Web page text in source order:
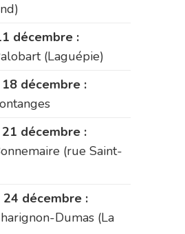
décembre :
(Laguépie)
décembre :
décembre :
(rue Saint-
24 décembre :
Dumas (La